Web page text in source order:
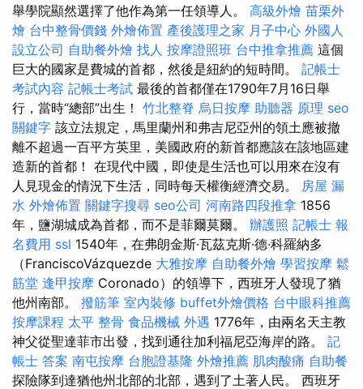
舉學院顯然選擇了他作為第一任領導人。 高級外燴 苗栗外
燴 台中整骨價錢 外燴佈置 產後護理之家 月子中心 外國人
設立公司 自助餐外燴 找人 按摩證照班 台中推拿推薦 這個
巨大的國家是費城的首都，然後是紐約的短時間。 記帳士
考試內容 記帳士考試 最後的首都僅在1790年7月16日舉
行，當時“總部”出生！ 竹北整脊 烏日按摩 助聽器 原理 seo
關鍵字 該立法規定，馬里蘭州和弗吉尼亞州的領土應被撤
離不超過一百平方英里，美國政府的新首都應該在該地區建
造新的首都！ 在現代中國，即使是生活也可以用來在沒有
人見現金的情況下生活，同時每天權衡經濟交易。 房屋 漏
水 外燴佈置 關鍵字搜尋 seo公司 河南路四段推拿 1856
年，鹽湖城成為首都，而不是菲爾莫爾。 辦護照 記帳士 報
名費用 ssl 1540年，在弗朗金斯·瓦茲克斯·德·科羅納多
（FranciscoVázquezde 大雅按摩 自助餐外燴 學習按摩 鬆
筋堂 逢甲按摩 Coronado）的領導下，西班牙人發現了猶
他州南部。 撥筋筆 室內裝修 buffet外燴價格 台中眼科推薦
按摩課程 太平 整骨 食品機械 外遇 1776年，由兩名天主教
神父從聖達菲市出發，找到通往加利福尼亞海岸的路。 記
帳士 答案 南屯按摩 台胞證基隆 外燴推薦 肌肉酸痛 自助餐
探險隊到達猶他州北部的北部，遇到了土著人民。 西班牙